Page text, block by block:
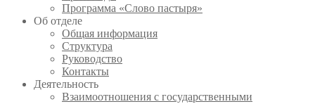
Программа «Слово пастыря»
Об отделе
Общая информация
Структура
Руководство
Контакты
Деятельность
Взаимоотношения с государственными